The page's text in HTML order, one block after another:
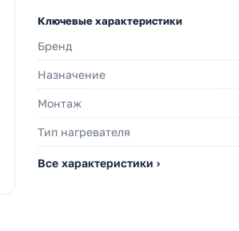
Ключевые характеристики
Бренд
Назначение
Монтаж
Тип нагревателя
Все характеристики ›